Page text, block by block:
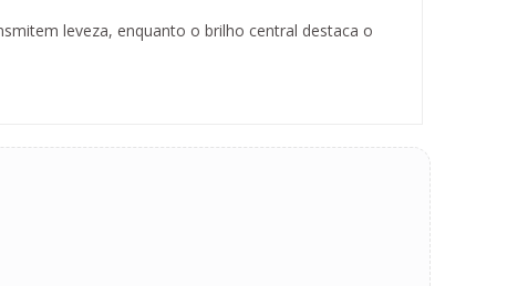
leveza, enquanto o brilho central destaca o